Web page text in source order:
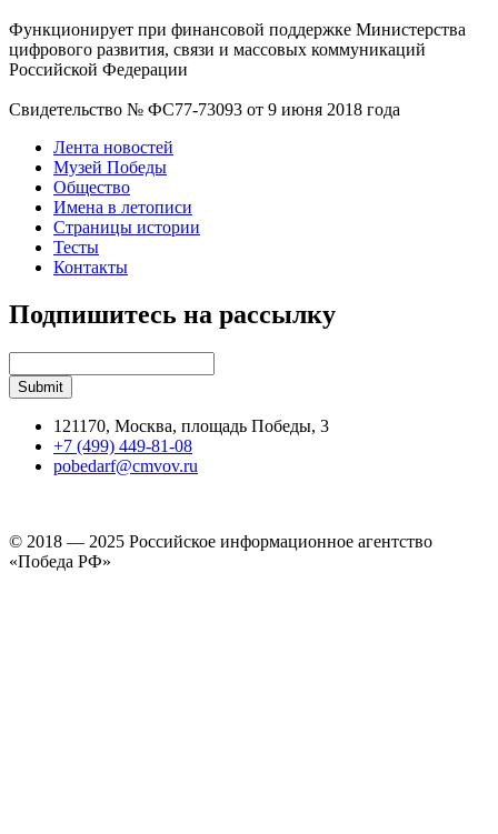
Функционирует при финансовой поддержке Министерства
цифрового развития, связи и массовых коммуникаций
Российской Федерации
Свидетельство № ФС77-73093 от 9 июня 2018 года
Лента новостей
Музей Победы
Общество
Имена в летописи
Страницы истории
Тесты
Контакты
Подпишитесь на рассылку
121170, Москва, площадь Победы, 3
+7 (499) 449-81-08
pobedarf@cmvov.ru
© 2018 — 2025 Российское информационное агентство
«Победа РФ»